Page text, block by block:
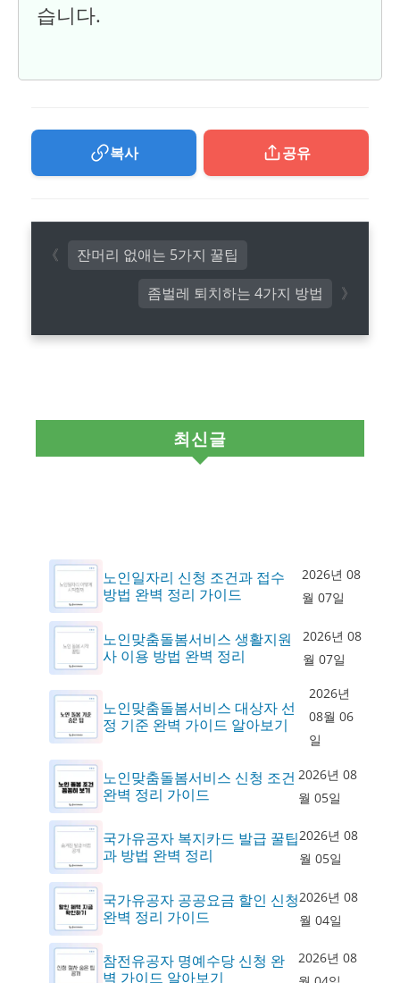
습니다.
복사 공유
좀벌레 퇴치하는 4가지 방법
잔머리 없애는 5가지 꿀팁
최신글
노인일자리 신청 조건과 접수
방법 완벽 정리 가이드
2026년 08
월 07일
노인맞춤돌봄서비스 생활지원
사 이용 방법 완벽 정리
2026년 08
월 07일
노인맞춤돌봄서비스 대상자 선
정 기준 완벽 가이드 알아보기
2026년
08월 06
일
노인맞춤돌봄서비스 신청 조건
완벽 정리 가이드
2026년 08
월 05일
국가유공자 복지카드 발급 꿀팁
과 방법 완벽 정리
2026년 08
월 05일
국가유공자 공공요금 할인 신청
완벽 정리 가이드
2026년 08
월 04일
참전유공자 명예수당 신청 완
벽 가이드 알아보기
2026년 08